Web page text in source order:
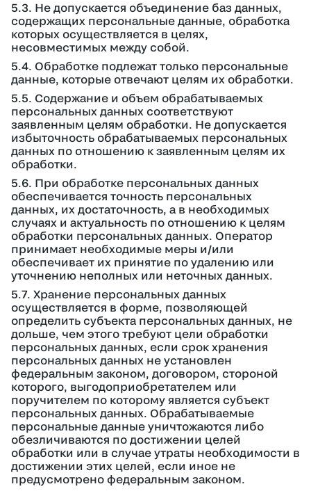
5.3. Не допускается объединение баз данных,
содержащих персональные данные, обработка
которых осуществляется в целях,
несовместимых между собой.
5.4. Обработке подлежат только персональные
данные, которые отвечают целям их обработки.
5.5. Содержание и объем обрабатываемых
персональных данных соответствуют
заявленным целям обработки. Не допускается
избыточность обрабатываемых персональных
данных по отношению к заявленным целям их
обработки.
5.6. При обработке персональных данных
обеспечивается точность персональных
данных, их достаточность, а в необходимых
случаях и актуальность по отношению к целям
обработки персональных данных. Оператор
принимает необходимые меры и/или
обеспечивает их принятие по удалению или
уточнению неполных или неточных данных.
5.7. Хранение персональных данных
осуществляется в форме, позволяющей
определить субъекта персональных данных, не
дольше, чем этого требуют цели обработки
персональных данных, если срок хранения
персональных данных не установлен
федеральным законом, договором, стороной
которого, выгодоприобретателем или
поручителем по которому является субъект
персональных данных. Обрабатываемые
персональные данные уничтожаются либо
обезличиваются по достижении целей
обработки или в случае утраты необходимости в
достижении этих целей, если иное не
предусмотрено федеральным законом.